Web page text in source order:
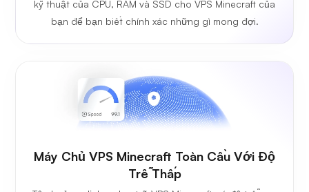
kỹ thuật của CPU, RAM và SSD cho VPS Minecraft của
bạn để bạn biết chính xác những gì mong đợi.
Máy Chủ VPS Minecraft Toàn Cầu Với Độ
Trễ Thấp